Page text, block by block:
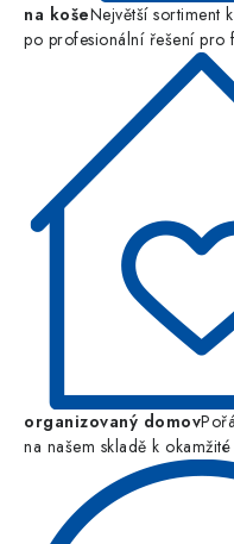
na košeNejvětší sortiment
po profesionální řešení pro
organizovaný domov
na našem skladě k